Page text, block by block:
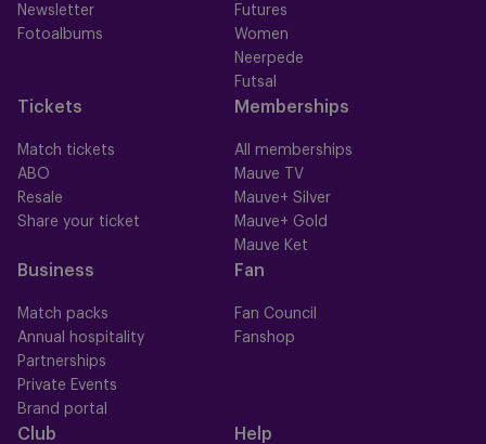
Newsletter
Fotoalbums
Futures
Women
Neerpede
Futsal
Tickets
Match tickets
ABO
Resale
Share your ticket
Memberships
All memberships
Mauve TV
Mauve+ Silver
Mauve+ Gold
Mauve Ket
Business
Match packs
Annual hospitality
Partnerships
Private Events
Brand portal
Fan
Fan Council
Fanshop
Club Help